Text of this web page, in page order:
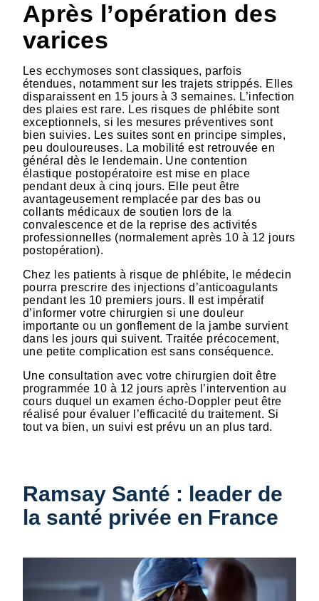
Après l’opération des
varices
Les ecchymoses sont classiques, parfois
étendues, notamment sur les trajets strippés. Elles
disparaissent en 15 jours à 3 semaines. L’infection
des plaies est rare. Les risques de phlébite sont
exceptionnels, si les mesures préventives sont
bien suivies. Les suites sont en principe simples,
peu douloureuses. La mobilité est retrouvée en
général dès le lendemain. Une contention
élastique postopératoire est mise en place
pendant deux à cinq jours. Elle peut être
avantageusement remplacée par des bas ou
collants médicaux de soutien lors de la
convalescence et de la reprise des activités
professionnelles (normalement après 10 à 12 jours
postopération).
Chez les patients à risque de phlébite, le médecin
pourra prescrire des injections d’anticoagulants
pendant les 10 premiers jours. Il est impératif
d’informer votre chirurgien si une douleur
importante ou un gonflement de la jambe survient
dans les jours qui suivent. Traitée précocement,
une petite complication est sans conséquence.
Une consultation avec votre chirurgien doit être
programmée 10 à 12 jours après l’intervention au
cours duquel un examen écho-Doppler peut être
réalisé pour évaluer l’efficacité du traitement. Si
tout va bien, un suivi est prévu un an plus tard.
Ramsay Santé : leader de
la santé privée en France